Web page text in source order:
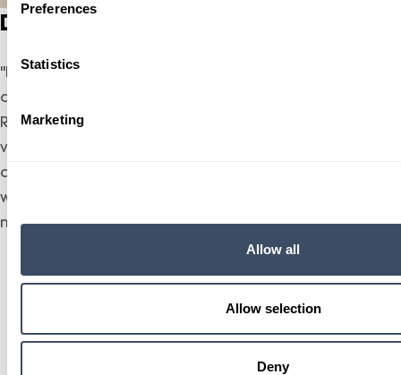
Preferences
Statistics
Marketing
Allow all
Allow selection
Deny
De toekomst van mobiliteit
"Dankzij de doorontwikkeling van eTrucks,
aantrekkelijke subsidieregelingen van de
Rijksoverheid en fiscale voordelen is elektrisch rijden
voor steeds meer transporttaken een volwaardig
alternatief. Wij helpen u integraal en realistisch uw
wagenpark te verduurzamen en adviseren u over
meer dan de elektrische truck alleen."
Service en diensten